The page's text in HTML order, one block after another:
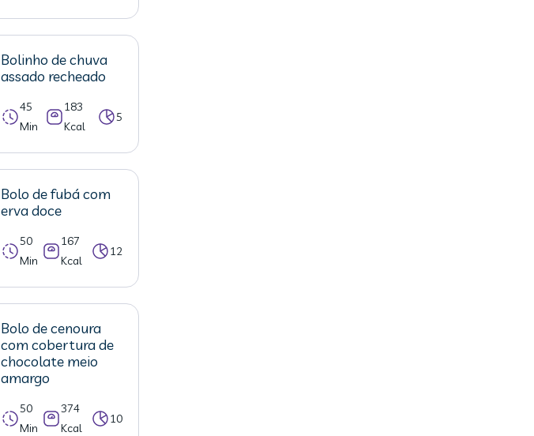
Bolinho de chuva
assado recheado
45
Min
183
Kcal
5
Bolo de fubá com
erva doce
50
Min
167
Kcal
12
Bolo de cenoura
com cobertura de
chocolate meio
amargo
50
Min
374
Kcal
10